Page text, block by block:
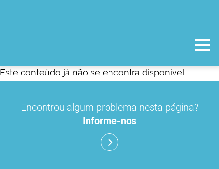
Este conteúdo já não se encontra disponível.
Encontrou algum problema nesta página?
Informe-nos